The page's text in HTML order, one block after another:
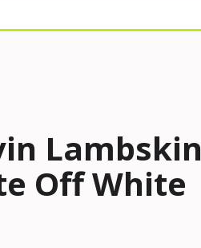
Lambskin
Off White